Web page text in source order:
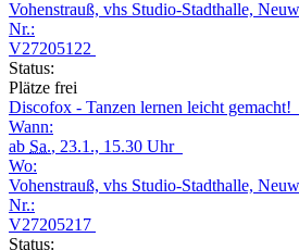
Vohenstrauß, vhs Studio-Stadthalle,
Nr.:
V27205122
Status:
Plätze frei
Discofox - Tanzen lernen leicht gemacht!
Wann:
ab Sa., 23.1., 15.30 Uhr
Wo:
Vohenstrauß, vhs Studio-Stadthalle,
Nr.:
V27205217
Status: